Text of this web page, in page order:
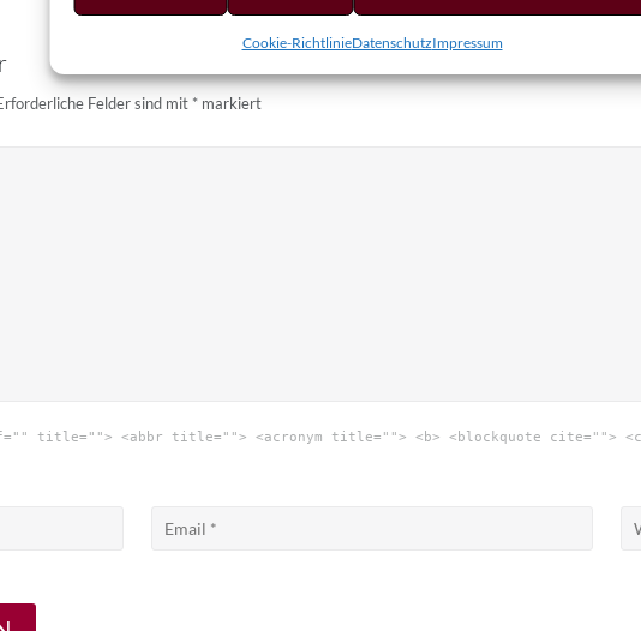
Cookie-RichtlinieDatenschutzImpressum
Felder sind mit *markiert
title=""> <abbr title=""> <acronym title=""> <b> <blockquote cite="">